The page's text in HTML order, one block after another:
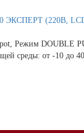
(220В,
Режим DOUBLE
среды: от -10 до